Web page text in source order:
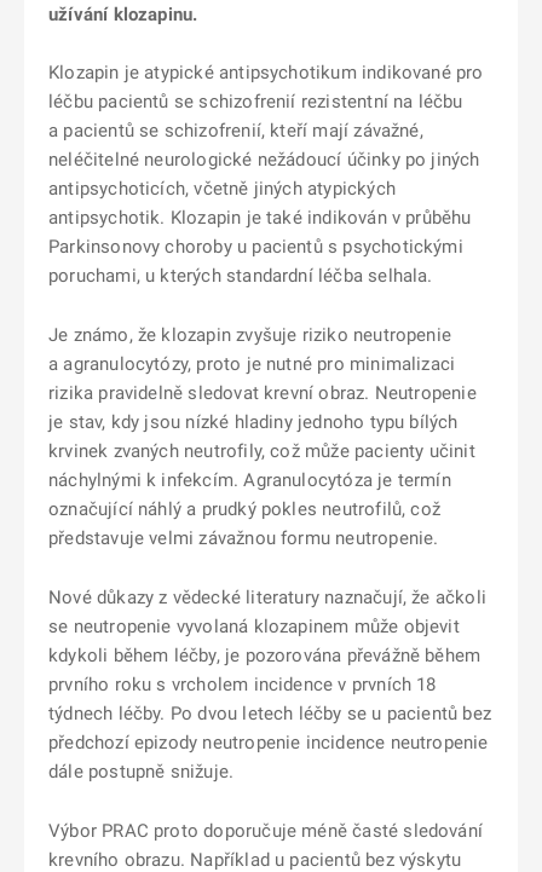
užívání klozapinu.
Klozapin je atypické antipsychotikum indikované pro
léčbu pacientů se schizofrenií rezistentní na léčbu
a pacientů se schizofrenií, kteří mají závažné,
neléčitelné neurologické nežádoucí účinky po jiných
antipsychoticích, včetně jiných atypických
antipsychotik. Klozapin je také indikován v průběhu
Parkinsonovy choroby u pacientů s psychotickými
poruchami, u kterých standardní léčba selhala.
Je známo, že klozapin zvyšuje riziko neutropenie
a agranulocytózy, proto je nutné pro minimalizaci
rizika pravidelně sledovat krevní obraz. Neutropenie
je stav, kdy jsou nízké hladiny jednoho typu bílých
krvinek zvaných neutrofily, což může pacienty učinit
náchylnými k infekcím. Agranulocytóza je termín
označující náhlý a prudký pokles neutrofilů, což
představuje velmi závažnou formu neutropenie.
Nové důkazy z vědecké literatury naznačují, že ačkoli
se neutropenie vyvolaná klozapinem může objevit
kdykoli během léčby, je pozorována převážně během
prvního roku s vrcholem incidence v prvních 18
týdnech léčby. Po dvou letech léčby se u pacientů bez
předchozí epizody neutropenie incidence neutropenie
dále postupně snižuje.
Výbor PRAC proto doporučuje méně časté sledování
krevního obrazu. Například u pacientů bez výskytu